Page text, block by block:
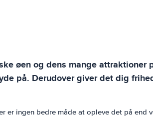
øen og dens mange
på. Derudover giver det dig
ingen bedre måde at opleve det på